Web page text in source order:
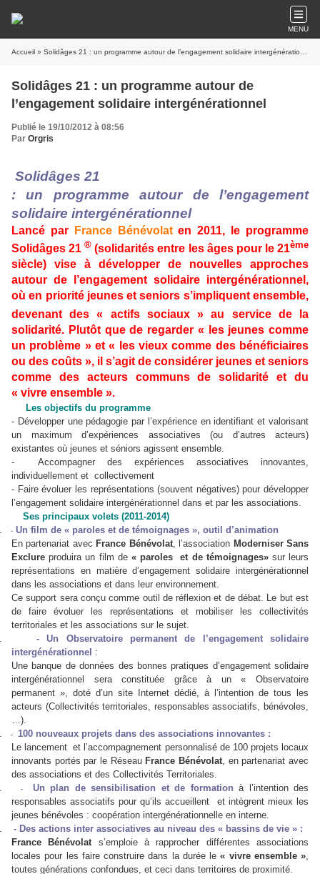
MENU
Accueil » Solidâges 21 : un programme autour de l’engagement solidaire intergénérationnel
Solidâges 21 : un programme autour de
l’engagement solidaire intergénérationnel
Publié le 19/10/2012 à 08:56
Par Orgris
Solidâges 21
: un programme autour de l’engagement
solidaire intergénérationnel
Lancé par France Bénévolaten 2011, le programme
Solidâges 21® (solidarités entre les âges pour le 21ème
siècle) vise à développer de nouvelles approches
autour de l’engagement solidaire intergénérationnel,
où en priorité jeunes et seniors s’impliquent ensemble,
devenant des « actifs sociaux »
au service de la
solidarité. Plutôt que de regarder « les jeunes comme
un problème » et « les vieux comme des bénéficiaires
ou des coûts », il s’agit de considérer jeunes et seniors
comme des acteurs communs de solidarité et du
« vivre ensemble ».
Les objectifs du programme
- Développer une pédagogie par l’expérience en identifiant et valorisant
un maximum d’expériences associatives (ou d’autres acteurs)
existantes où jeunes et séniors agissent ensemble.
- Accompagner des expériences associatives innovantes,
individuellement et collectivement
- Faire évoluer les représentations (souvent négatives) pour développer
l’engagement solidaire intergénérationnel dans et par les associations.
Ses principaux volets (2011-2014)
- Un film de « paroles et de témoignages », outil d’animation
En partenariat avecFrance Bénévolat, l’association Moderniser Sans
Exclure produira un film de « paroles et de témoignages»sur leurs
représentations en matière d’engagement solidaire intergénérationnel
dans les associations et dans leur environnement.
Ce support sera conçu comme outil de réflexion et de débat. Le but est
de faire évoluer les représentations et mobiliser les collectivités
territoriales et les associations sur le sujet.
- Un Observatoire permanent de l’engagement solidaire
intergénérationnel :
Une banque de données des bonnes pratiques d’engagement solidaire
intergénérationnel sera constituée grâce à un « Observatoire
permanent », doté d’un site Internet dédié, à l’intention de tous les
acteurs (Collectivités territoriales, responsables associatifs, bénévoles,
…).
-
100 nouveaux projets dans des associations innovantes :
Le lancement et l’accompagnement personnalisé de 100 projets locaux
innovants portés par le RéseauFrance Bénévolat , en partenariat avec
des associations et des Collectivités Territoriales.
- Un plan de sensibilisation et de formation à l’intention des
responsables associatifs pour qu’ils accueillent et intègrent mieux les
jeunes bénévoles : coopération intergénérationnelle en interne.
- Des actions inter associatives au niveau des « bassins de vie » :
France Bénévolat s’emploie à rapprocher différentes associations
locales pour les faire construire dans la durée le« vivre ensemble »
toutes générations confondues, et ceci dans territoires de proximité.